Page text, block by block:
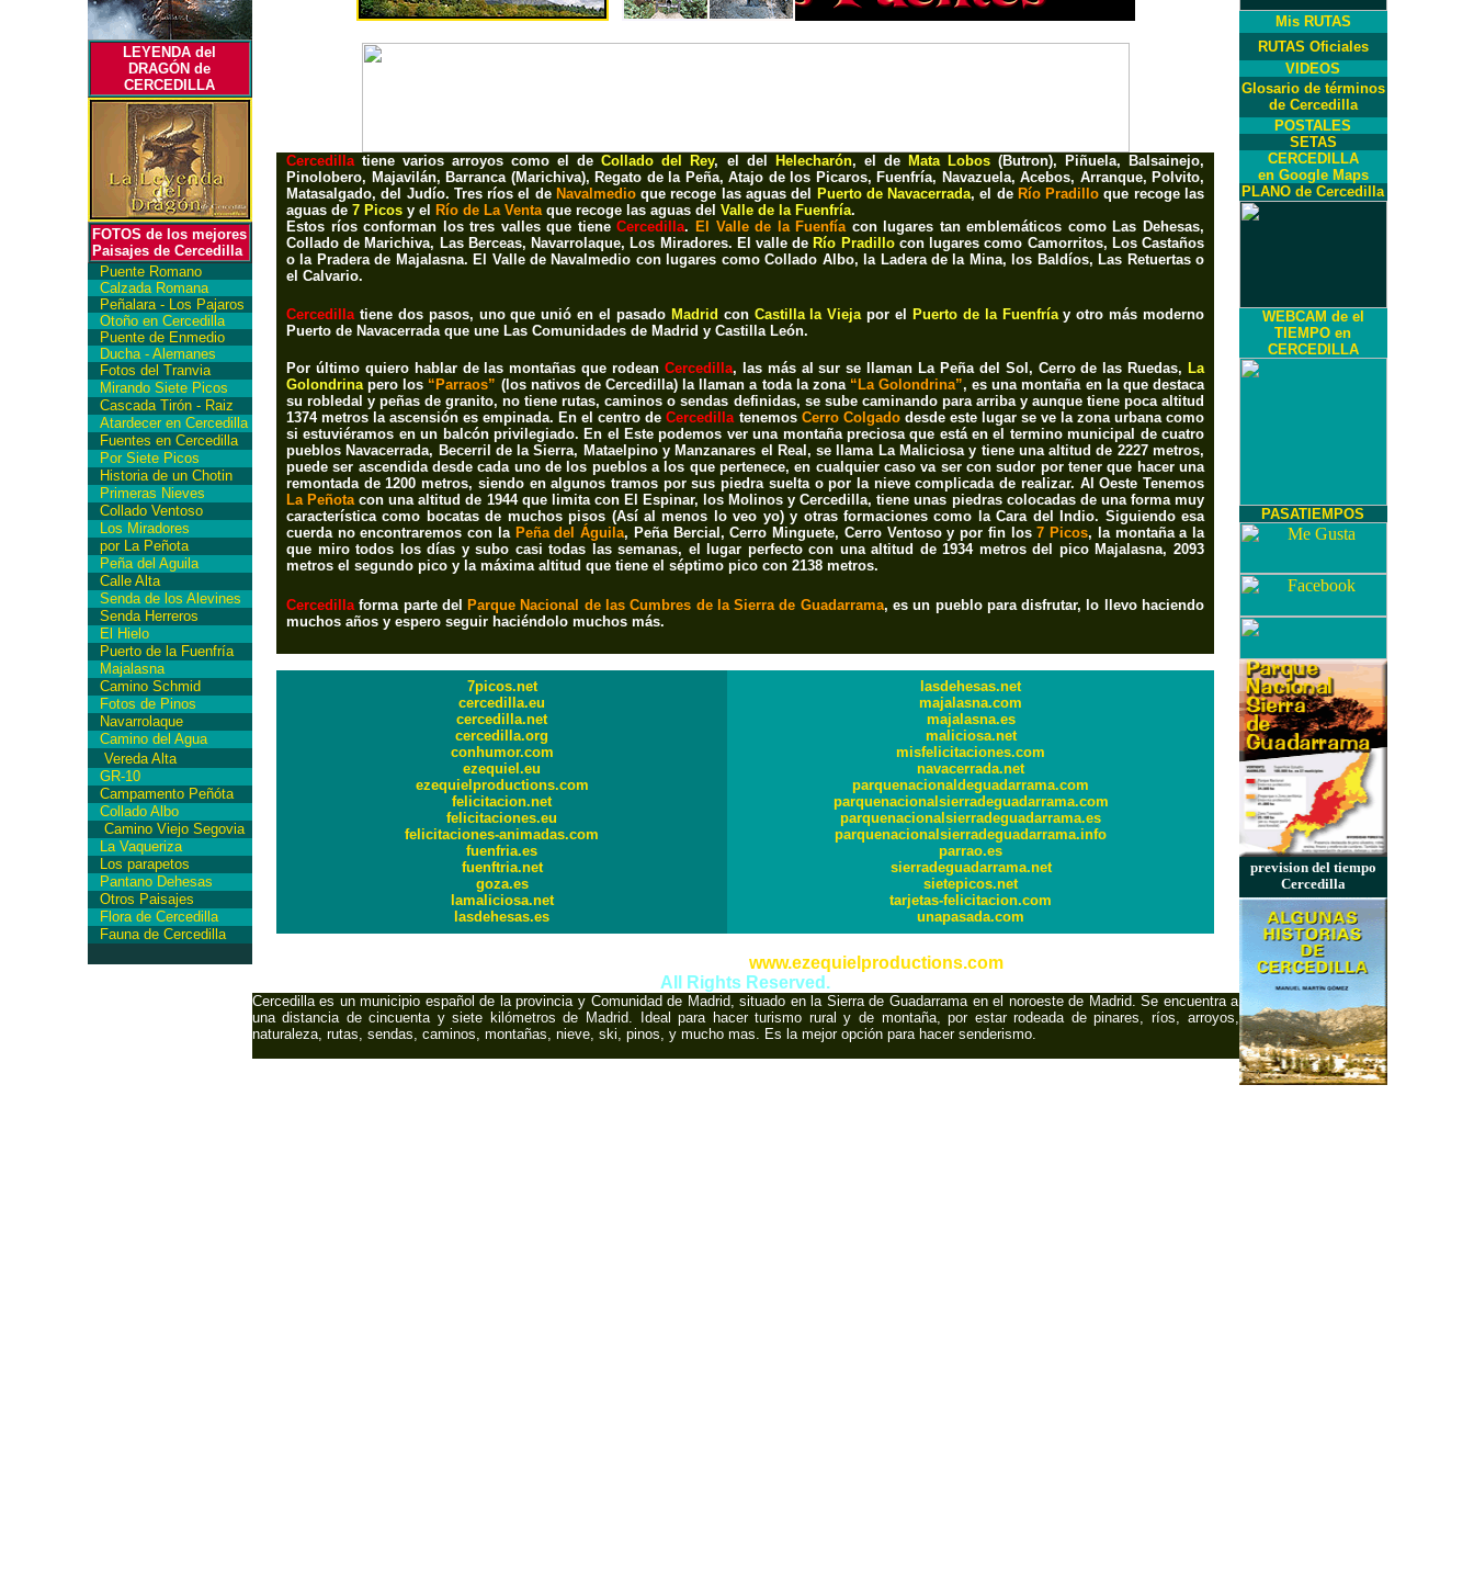
LEYENDA del
DRAGÓN de
CERCEDILLA
FOTOS de los mejores
Paisajes de Cercedilla
Puente Romano
Calzada Romana
Peñalara - Los Pajaros
Otoño en Cercedilla
Puente de Enmedio
Ducha - Alemanes
Fotos del Tranvia
Mirando Siete Picos
Cascada Tirón - Raiz
Atardecer en Cercedilla
Fuentes en Cercedilla
Por Siete Picos
Historia de un Chotin
Primeras Nieves
Collado Ventoso
Los Miradores
por La Peñota
Peña del Aguila
Calle Alta
Senda de los Alevines
Senda Herreros
El Hielo
Puerto de la Fuenfría
Majalasna
Camino Schmid
Fotos de Pinos
Navarrolaque
Camino del Agua
Vereda Alta
GR-10
Campamento Peñóta
Collado Albo
Camino Viejo Segovia
La Vaqueriza
Los parapetos
Pantano Dehesas
Otros Paisajes
Flora de Cercedilla
Fauna de Cercedilla
Cercedillatiene varios arroyos como el deCollado del Rey, el del Helecharón, el de Mata Lobos(Butron),
Piñuela, Balsainejo,
Pinolobero, Majavilán, Barranca (Marichiva), Regato de la Peña, Atajo de los Picaros, Fuenfría, Navazuela, Acebos, Arranque, Polvito,
Matasalgado, del Judío. Tres ríos el de Navalmedioque recoge las aguas del Puerto de Navacerrada, el de Río Pradillo que recoge las
aguas de 7 Picos y el Río de La Ventaque recoge las aguas del Valle de la Fuenfría.
Estos ríos conforman los tres valles que tieneCercedilla. El Valle de la Fuenfíacon lugares tan emblemáticos como Las Dehesas,
Collado de Marichiva, Las Berceas, Navarrolaque, Los Miradores. El valle de Río Pradillocon lugares como Camorritos, Los Castaños
o la Pradera de Majalasna. El Valle de Navalmedio con lugares comoCollado Albo, la Ladera de la Mina, los Baldíos, Las Retuertas o
el Calvario.
Cercedillatiene dos pasos, uno que unió en el pasado Madrid con Castilla la Viejapor el Puerto de la Fuenfríay otro más moderno
Puerto de Navacerradaque une Las Comunidades de Madrid y Castilla León.
Por último quiero hablar de las montañas que rodean Cercedilla, las más al sur se llaman La Peña del Sol, Cerro de las Ruedas, La
Golondrinapero los “Parraos” (los nativos de Cercedilla) la llaman a toda la zona “La Golondrina”, es una montaña en la que destaca
su robledal y peñas de granito, no tiene rutas, caminos o sendas definidas, se sube caminando para arriba y aunque tiene poca altitud
1374 metros la ascensión es empinada. En el centro deCercedillatenemos Cerro Colgadodesde este lugar se ve la zona urbana como
si estuviéramos en un balcón privilegiado. En el Este podemos ver una montaña preciosa que está en el termino municipal de cuatro
pueblos Navacerrada, Becerril de la Sierra, Mataelpino y Manzanares el Real, se llama La Maliciosa y tiene una altitud de 2227 metros,
puede ser ascendida desde cada uno de los pueblos a los que pertenece, en cualquier caso va ser con sudor por tener que hacer una
remontada de 1200 metros, siendo en algunos tramos por sus piedra suelta o por la nieve complicada de realizar. Al Oeste Tenemos
La Peñotacon una altitud de 1944 que limita con El Espinar, los Molinos y Cercedilla, tiene unas piedras colocadas de una forma muy
característica como bocatas de muchos pisos (Así al menos lo veo yo) y otras formaciones como la Cara del Indio. Siguiendo esa
cuerda no encontraremos con la Peña del Águila, Peña Bercial, Cerro Minguete, Cerro Ventoso y por fin los7 Picos, la montaña a la
que miro todos los días y subo casi todas las semanas, el lugar perfecto con una altitud de 1934 metros del pico Majalasna, 2093
metros el segundo pico y la máxima altitud que tiene el séptimo pico con 2138 metros.
Cercedillaforma parte del Parque Nacional de las Cumbres de la Sierra de Guadarrama, es un pueblo para disfrutar, lo llevo haciendo
muchos años y espero seguir haciéndolo muchos más.
7picos.net
cercedilla.eu
cercedilla.net
cercedilla.org
conhumor.com
ezequiel.eu
ezequielproductions.com
felicitacion.net
felicitaciones.eu
felicitaciones-animadas.com
fuenfria.es
fuenftria.net
goza.es
lamaliciosa.net
lasdehesas.es
lasdehesas.net
majalasna.com
majalasna.es
maliciosa.net
misfelicitaciones.com
navacerrada.net
parquenacionaldeguadarrama.com
parquenacionalsierradeguadarrama.com
parquenacionalsierradeguadarrama.es
parquenacionalsierradeguadarrama.info
parrao.es
sierradeguadarrama.net
sietepicos.net
tarjetas-felicitacion.com
unapasada.com
www.ezequielproductions.com
All Rights Reserved.
Cercedilla es un municipio español de la provincia y Comunidad de Madrid, situado en la Sierra de Guadarrama en el noroeste de Madrid. Se encuentra a
una distancia de cincuenta y siete kilómetros de Madrid. Ideal para hacer turismo rural y de montaña, por estar rodeada de pinares, ríos, arroyos,
naturaleza, rutas, sendas, caminos, montañas, nieve, ski, pinos, y mucho mas. Es la mejor opción para hacer senderismo.
Mis RUTAS
RUTAS Oficiales
VIDEOS
Glosario de términos
de Cercedilla
POSTALES
SETAS
CERCEDILLA
en Google Maps
PLANO de Cercedilla
WEBCAM de el
TIEMPO en
CERCEDILLA
PASATIEMPOS
prevision del tiempo
Cercedilla